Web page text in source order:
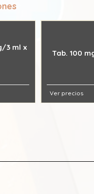
3 ml x
Tab. 100
Ver precios